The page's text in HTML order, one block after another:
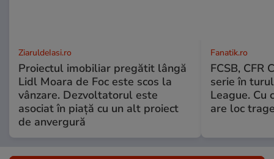
ZiaruldeIasi.ro
Proiectul imobiliar pregătit lângă
Lidl Moara de Foc este scos la
vânzare. Dezvoltatorul este
asociat în piață cu un alt proiect
de anvergură
Fanatik.ro
FCSB, CFR
serie în
League. Cu
are loc